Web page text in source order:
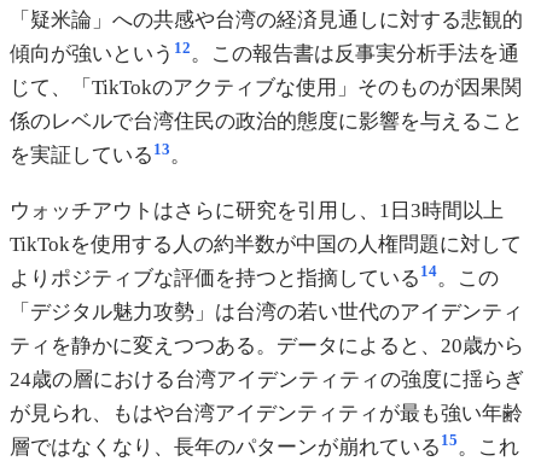
「疑米論」への共感や台湾の経済見通しに対する悲観的
傾向が強いという 12。この報告書は反事実分析手法を通
じて、「TikTokのアクティブな使用」そのものが因果関
係のレベルで台湾住民の政治的態度に影響を与えること
を実証している 13。
ウォッチアウトはさらに研究を引用し、1日3時間以上
TikTokを使用する人の約半数が中国の人権問題に対して
よりポジティブな評価を持つと指摘している 14。この
「デジタル魅力攻勢」は台湾の若い世代のアイデンティ
ティを静かに変えつつある。データによると、20歳から
24歳の層における台湾アイデンティティの強度に揺らぎ
が見られ、もはや台湾アイデンティティが最も強い年齢
層ではなくなり、長年のパターンが崩れている 15 。これ